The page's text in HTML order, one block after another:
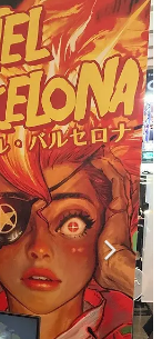
ームにまつわる言葉
ー文化史研究家・タ